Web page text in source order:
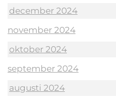
december 2024
november 2024
oktober 2024
september 2024
augusti 2024